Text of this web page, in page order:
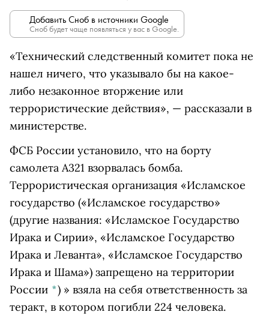
Добавить Сноб в источники Google
Сноб будет чаще появляться у вас в Google.
«Технический следственный комитет пока не
нашел ничего, что указывало бы на какое-
либо незаконное вторжение или
террористические действия», — рассказали в
министерстве.
ФСБ России установило, что на борту
самолета A321 взорвалась бомба.
Террористическая организация «Исламское
государство («Исламское государство»
(другие названия: «Исламское Государство
Ирака и Сирии», «Исламское Государство
Ирака и Леванта», «Исламское Государство
Ирака и Шама») запрещено на территории
России *) » взяла на себя ответственность за
теракт, в котором погибли 224 человека.